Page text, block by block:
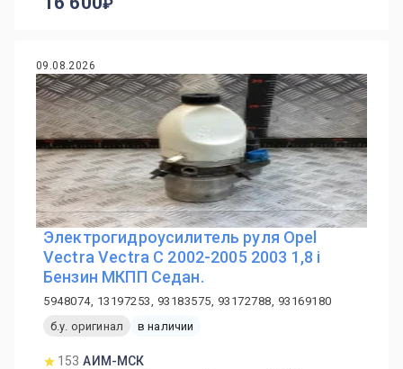
09.08.2026
Электрогидроусилитель руля Opel
Vectra Vectra C 2002-2005 2003 1,8 i
Бензин МКПП Седан.
5948074, 13197253, 93183575, 93172788, 93169180
б.у. оригинал
в наличии
153 АИМ-МСК